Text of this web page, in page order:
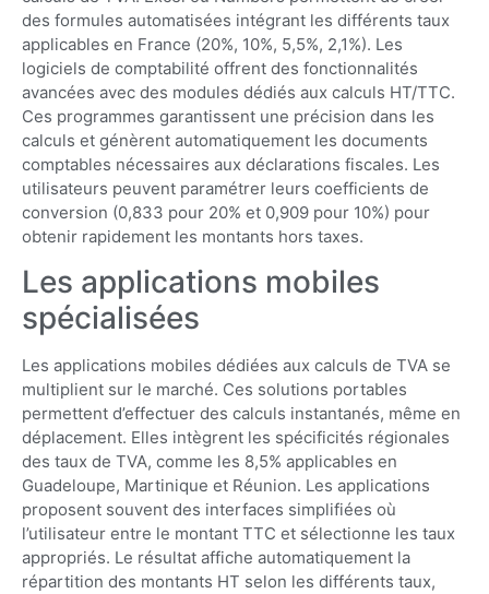
des formules automatisées intégrant les différents taux
applicables en France (20%, 10%, 5,5%, 2,1%). Les
logiciels de comptabilité offrent des fonctionnalités
avancées avec des modules dédiés aux calculs HT/TTC.
Ces programmes garantissent une précision dans les
calculs et génèrent automatiquement les documents
comptables nécessaires aux déclarations fiscales. Les
utilisateurs peuvent paramétrer leurs coefficients de
conversion (0,833 pour 20% et 0,909 pour 10%) pour
obtenir rapidement les montants hors taxes.
Les applications mobiles
spécialisées
Les applications mobiles dédiées aux calculs de TVA se
multiplient sur le marché. Ces solutions portables
permettent d’effectuer des calculs instantanés, même en
déplacement. Elles intègrent les spécificités régionales
des taux de TVA, comme les 8,5% applicables en
Guadeloupe, Martinique et Réunion. Les applications
proposent souvent des interfaces simplifiées où
l’utilisateur entre le montant TTC et sélectionne les taux
appropriés. Le résultat affiche automatiquement la
répartition des montants HT selon les différents taux,